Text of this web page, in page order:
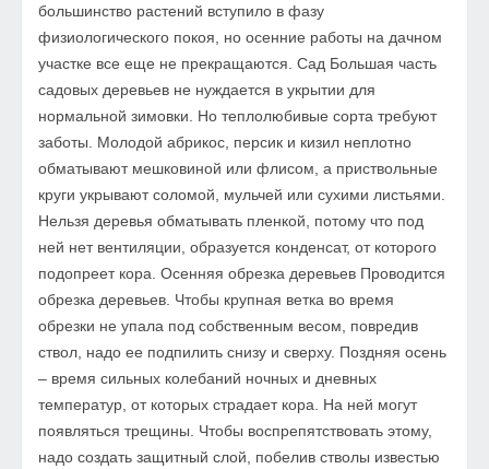
большинство растений вступило в фазу
физиологического покоя, но осенние работы на дачном
участке все еще не прекращаются. Сад Большая часть
садовых деревьев не нуждается в укрытии для
нормальной зимовки. Но теплолюбивые сорта требуют
заботы. Молодой абрикос, персик и кизил неплотно
обматывают мешковиной или флисом, а приствольные
круги укрывают соломой, мульчей или сухими листьями.
Нельзя деревья обматывать пленкой, потому что под
ней нет вентиляции, образуется конденсат, от которого
подопреет кора. Осенняя обрезка деревьев Проводится
обрезка деревьев. Чтобы крупная ветка во время
обрезки не упала под собственным весом, повредив
ствол, надо ее подпилить снизу и сверху. Поздняя осень
– время сильных колебаний ночных и дневных
температур, от которых страдает кора. На ней могут
появляться трещины. Чтобы воспрепятствовать этому,
надо создать защитный слой, побелив стволы известью